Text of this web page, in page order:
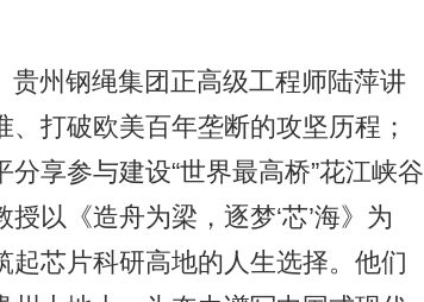
州钢绳集团正高级工程师陆萍讲
打破欧美百年垄断的攻坚历程；
享参与建设“世界最高桥”花江峡谷
以《造舟为梁，逐梦‘芯’海》为
芯片科研高地的人生选择。他们